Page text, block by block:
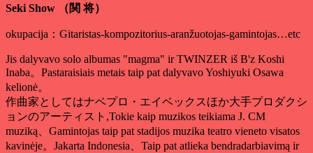
Seki Show （関 将）
okupacija：Gitaristas-kompozitorius-aranžuotojas-gamintojas…etc
Jis dalyvavo solo albumas "magma" ir TWINZER iš B'z Koshi
Inaba。Pastaraisiais metais taip pat dalyvavo Yoshiyuki Osawa
kelionė。
作曲家としてはナベプロ・エイベックスほか大手プロダクシ
ョンのアーティスト,Tokie kaip muzikos teikiama J. CM
muziką、Gamintojas taip pat stadijos muzika teatro vieneto visatos
kavinėje。Jakarta Indonesia、Taip pat atlieka bendradarbiavimą ir